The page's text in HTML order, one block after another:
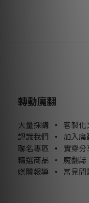
轉動魔翻
大量採購 •
客製化
認識我們 •
加入魔
聯名專區 •
實穿分
精選商品 • 魔翻誌
媒體報導
• 常見問